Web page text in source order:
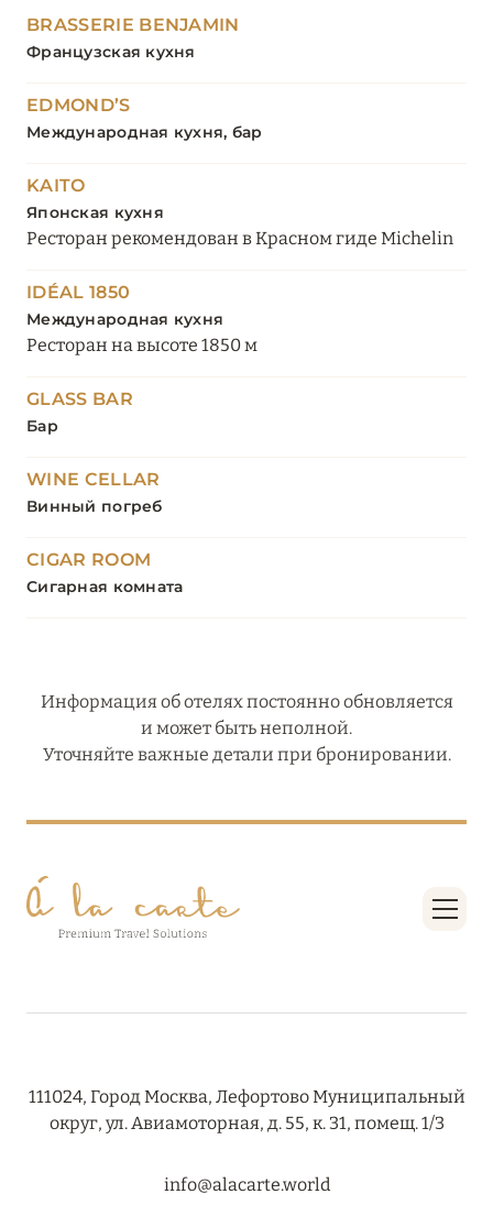
BRASSERIE BENJAMIN
Французская кухня
EDMOND’S
Международная кухня, бар
KAITO
Японская кухня
Ресторан рекомендован в Красном гиде Michelin
IDÉAL 1850
Международная кухня
Ресторан на высоте 1850 м
GLASS BAR
Бар
WINE CELLAR
Винный погреб
CIGAR ROOM
Сигарная комната
Информация об отелях постоянно обновляется
и может быть неполной.
Уточняйте важные детали при бронировании.
111024, Город Москва, Лефортово Муниципальный
округ, ул. Авиамоторная, д. 55, к. 31, помещ. 1/3
info@alacarte.world